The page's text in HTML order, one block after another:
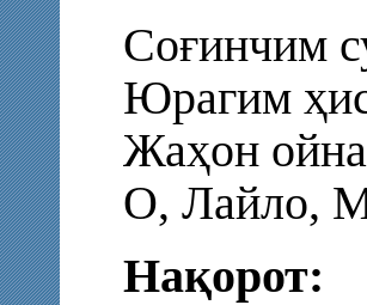
Соғинчим
Юрагим
Жаҳон
О, Лайло,
Нақорот: